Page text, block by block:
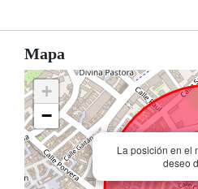
Mapa
La posición en el
deseo
+
−